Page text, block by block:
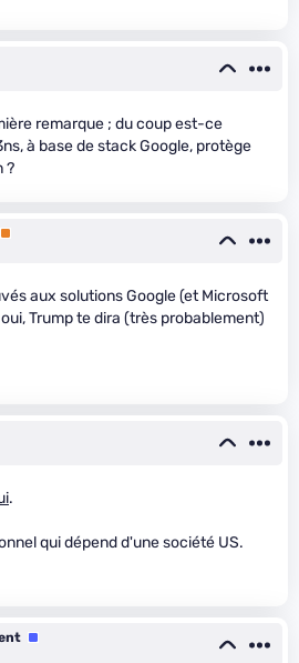
remarque ; du coup est-ce
à base de stack Google, protège
?
Premium
aux solutions Google (et Microsoft
Trump te dira (très probablement)
.
qui dépend d'une société US.
Équipe